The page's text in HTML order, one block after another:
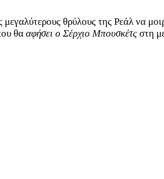
θρύλους της Ρεάλ να
θα αφήσει ο Σέρχιο Μπουσκέτς στη